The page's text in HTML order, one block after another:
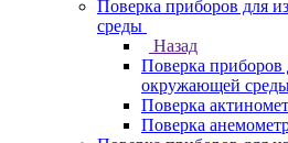
Поверка приборов для
среды
Назад
Поверка приборов
окружающей
Поверка
Поверка